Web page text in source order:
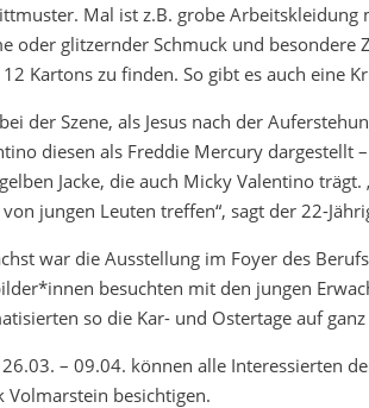
Mal ist z.B. grobe Arbeitskleidung
oder glitzernder Schmuck und
Kartons zu finden. So gibt es auch eine
der Szene, als Jesus nach der
diesen als Freddie Mercury dargestellt
Jacke, die auch Micky Valentino
jungen Leuten treffen“, sagt der 22-
war die Ausstellung im Foyer des
besuchten mit den jungen
so die Kar- und Ostertage auf
– 09.04. können alle Interessierten
Volmarstein besichtigen.